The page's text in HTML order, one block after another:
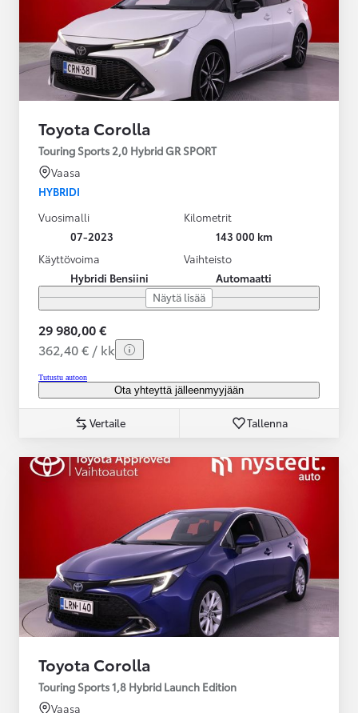
Toyota Corolla
Touring Sports 2,0 Hybrid GR SPORT
Vaasa
HYBRIDI
Vuosimalli
07-2023
Kilometrit
143 000 km
Käyttövoima
Hybridi Bensiini
Vaihteisto
Automaatti
Näytä lisää
29 980,00 €
362,40 € / kk
Tutustu autoon
Ota yhteyttä jälleenmyyjään
Vertaile Tallenna
Toyota Corolla
Touring Sports 1,8 Hybrid Launch Edition
Vaasa